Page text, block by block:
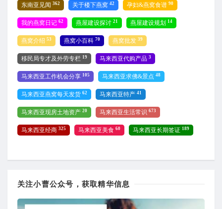
东南亚见闻 362 关于楼下燕窝 42 孕妇&燕窝食谱 90
我的燕窝日记 62 燕屋建设探讨 21 燕屋建设规划 14
燕窝介绍 53 燕窝小百科 70 燕窝批发 39
移民局专才及外劳专栏 19 马来西亚代购产品 3
马来西亚工作机会分享 105 马来西亚求佛&景点 48
马来西亚燕窝每天发货 62 马来西亚特产 41
马来西亚现房土地资产 20 马来西亚生活常识 673
马来西亚经商 325 马来西亚美食 60 马来西亚长期签证 189
关注小曹公众号，获取精华信息